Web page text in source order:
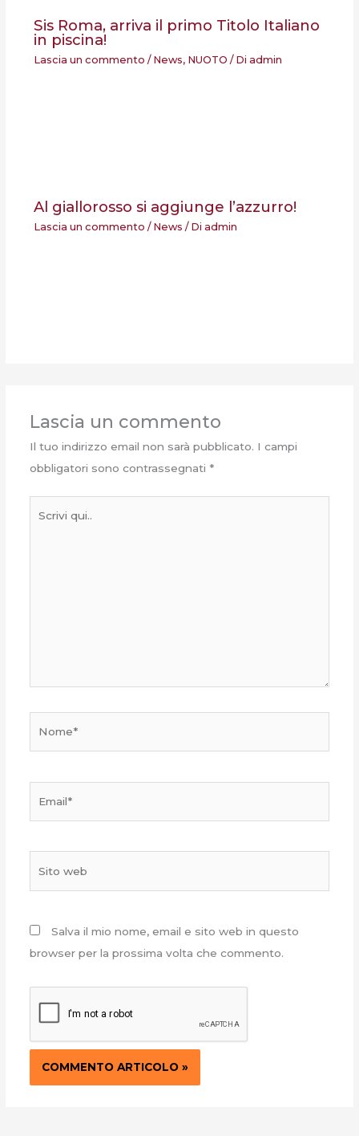
Sis Roma, arriva il primo Titolo Italiano
in piscina!
Lascia un commento / News, NUOTO / Di admin
Al giallorosso si aggiunge l’azzurro!
Lascia un commento / News / Di admin
Lascia un commento
Il tuo indirizzo email non sarà pubblicato. I campi
obbligatori sono contrassegnati *
Salva il mio nome, email e sito web in questo
browser per la prossima volta che commento.